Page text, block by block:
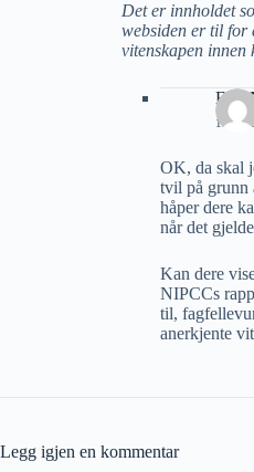
Det er innholdet
websiden er til for
vitenskapen innen
Erik
11
OK, da skal
tvil på grunn
håper dere
når det
Kan dere
NIPCCs
til,
anerkjente
Legg igjen en kommentar